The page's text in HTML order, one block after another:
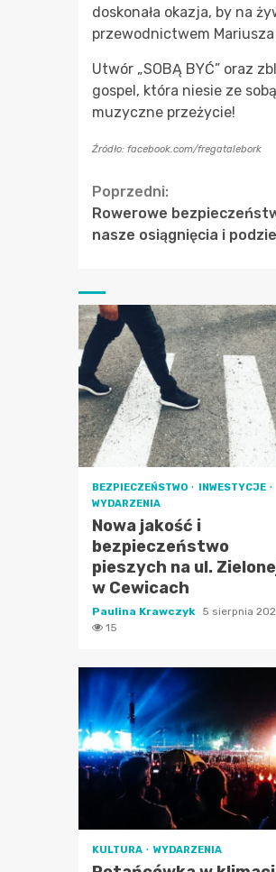
doskonała okazja, by na
przewodnictwem Mariusza
Utwór „SOBĄ BYĆ” oraz
gospel, która niesie ze
muzyczne przeżycie!
Źródło: facebook.com/fregatalebork
Continue
Reading
Poprzedni:
Rowerowe
nasze osiągnięcia i
BEZPIECZEŃSTWO
INWESTYCJE
WYDARZENIA
Nowa jakość i
bezpieczeństwo
pieszych na ul.
w Cewicach
Paulina Krawczyk
5 sierpnia
15
KULTURA WYDARZENIA